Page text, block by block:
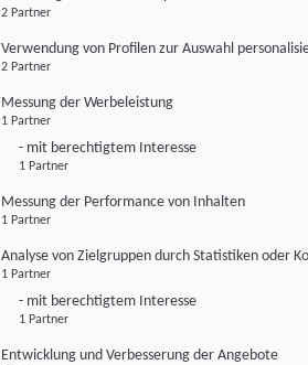
2 Partner
Verwendung von Profilen zur Auswahl
2 Partner
Messung der Werbeleistung
1 Partner
- mit berechtigtem Interesse
1 Partner
Messung der Performance von Inhalten
1 Partner
Analyse von Zielgruppen durch Statistiken oder
1 Partner
- mit berechtigtem Interesse
1 Partner
Entwicklung und Verbesserung der Angebote